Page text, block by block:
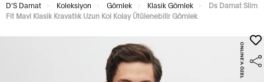
D'S Damat Koleksiyon Gömlek Klasik Gömlek
Ds Damat Slim
Fit Mavi Klasik Kravatlık Uzun Kol Kolay Ütülenebilir Gömlek